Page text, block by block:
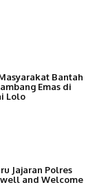
Bantah
Emas di
Lolo
Jajaran Polres
and Welcome